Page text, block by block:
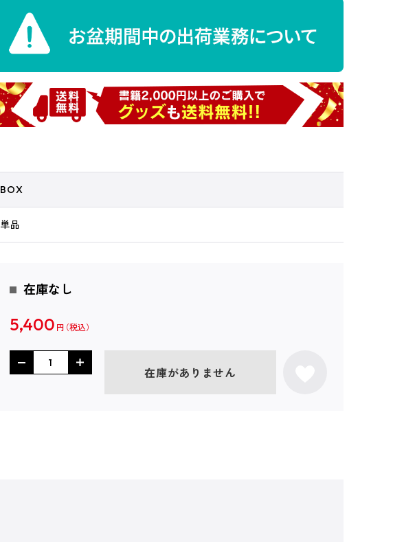
BOX
単品
在庫なし
5,400 円
在庫がありません